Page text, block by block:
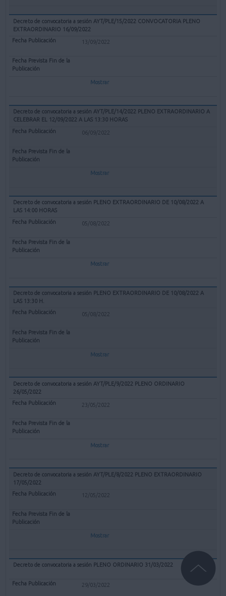
Decreto de convocatoria a sesión AYT/PLE/15/2022 CONVOCATORIA PLENO
EXTRAORDINARIO 16/09/2022
13/09/2022
Mostrar
Decreto de convocatoria a sesión AYT/PLE/14/2022 PLENO EXTRAORDINARIO A
CELEBRAR EL 12/09/2022 A LAS 13:30 HORAS
06/09/2022
Mostrar
Decreto de convocatoria a sesión PLENO EXTRAORDINARIO DE 10/08/2022 A
LAS 14:00 HORAS
05/08/2022
Mostrar
Decreto de convocatoria a sesión PLENO EXTRAORDINARIO DE 10/08/2022 A
LAS 13:30 H.
05/08/2022
Mostrar
Decreto de convocatoria a sesión AYT/PLE/9/2022 PLENO ORDINARIO
26/05/2022
23/05/2022
Mostrar
Decreto de convocatoria a sesión AYT/PLE/8/2022 PLENO EXTRAORDINARIO
17/05/2022
12/05/2022
Mostrar
Decreto de convocatoria a sesión PLENO ORDINARIO 31/03/2022
29/03/2022